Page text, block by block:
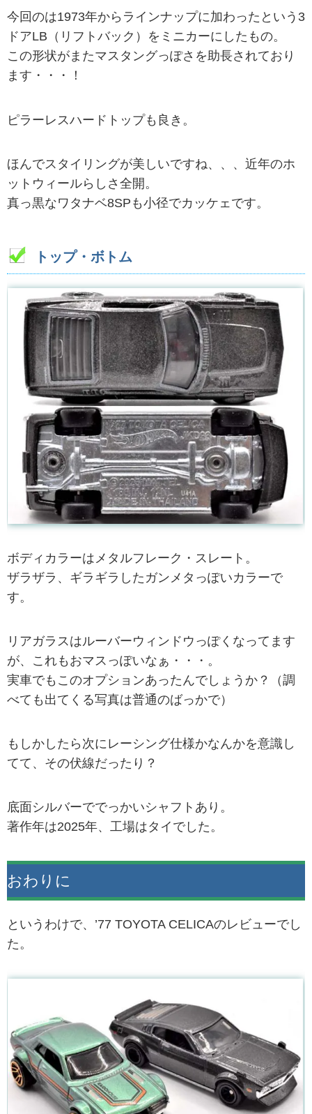
今回のは1973年からラインナップに加わったという3
ドアLB（リフトバック）をミニカーにしたもの。
この形状がまたマスタングっぽさを助長されており
ます・・・！
ピラーレスハードトップも良き。
ほんでスタイリングが美しいですね、、、近年のホ
ットウィールらしさ全開。
真っ黒なワタナベ8SPも小径でカッケェです。
トップ・ボトム
ボディカラーはメタルフレーク・スレート。
ザラザラ、ギラギラしたガンメタっぽいカラーで
す。
リアガラスはルーバーウィンドウっぽくなってます
が、これもおマスっぽいなぁ・・・。
実車でもこのオプションあったんでしょうか？（調
べても出てくる写真は普通のばっかで）
もしかしたら次にレーシング仕様かなんかを意識し
てて、その伏線だったり？
底面シルバーででっかいシャフトあり。
著作年は2025年、工場はタイでした。
おわりに
というわけで、’77 TOYOTA CELICAのレビューでし
た。